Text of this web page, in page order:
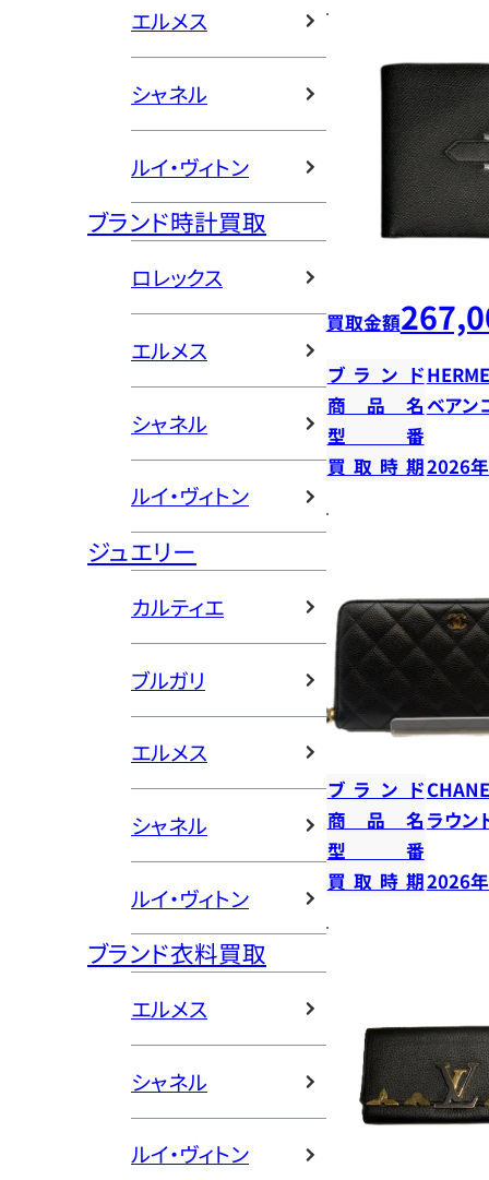
エルメス
シャネル
ルイ・ヴィトン
ブランド時計買取
ロレックス
エルメス
シャネル
ルイ・ヴィトン
ジュエリー
カルティエ
ブルガリ
エルメス
シャネル
ルイ・ヴィトン
ブランド衣料買取
エルメス
シャネル
ルイ・ヴィトン
買取金額
ブランド
商品名ベアン
型番
買取時期2026
ブランド
商品名 ラウン
型番
買取時期2026